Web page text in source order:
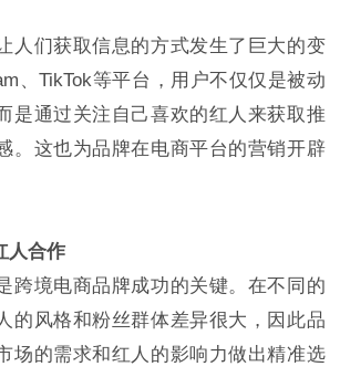
人们获取信息的方式发生了巨大的变
、TikTok等平台，用户不仅仅是被动
是通过关注自己喜欢的红人来获取推
。这也为品牌在电商平台的营销开辟
人合作
跨境电商品牌成功的关键。在不同的
的风格和粉丝群体差异很大，因此品
场的需求和红人的影响力做出精准选